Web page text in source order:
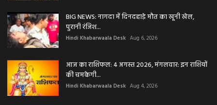
BIG NEWS: नागदा में दिनदहाड़े मौत का खूनी खेल,
पुरानी रंजिश...
Hindi Khabarwaala Desk Aug 6, 2026
आज का राशिफल: 4 अगस्त 2026, मंगलवार: इन राशियों
की चमकेगी...
Hindi Khabarwaala Desk Aug 4, 2026